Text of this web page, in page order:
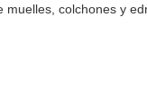
colchones y